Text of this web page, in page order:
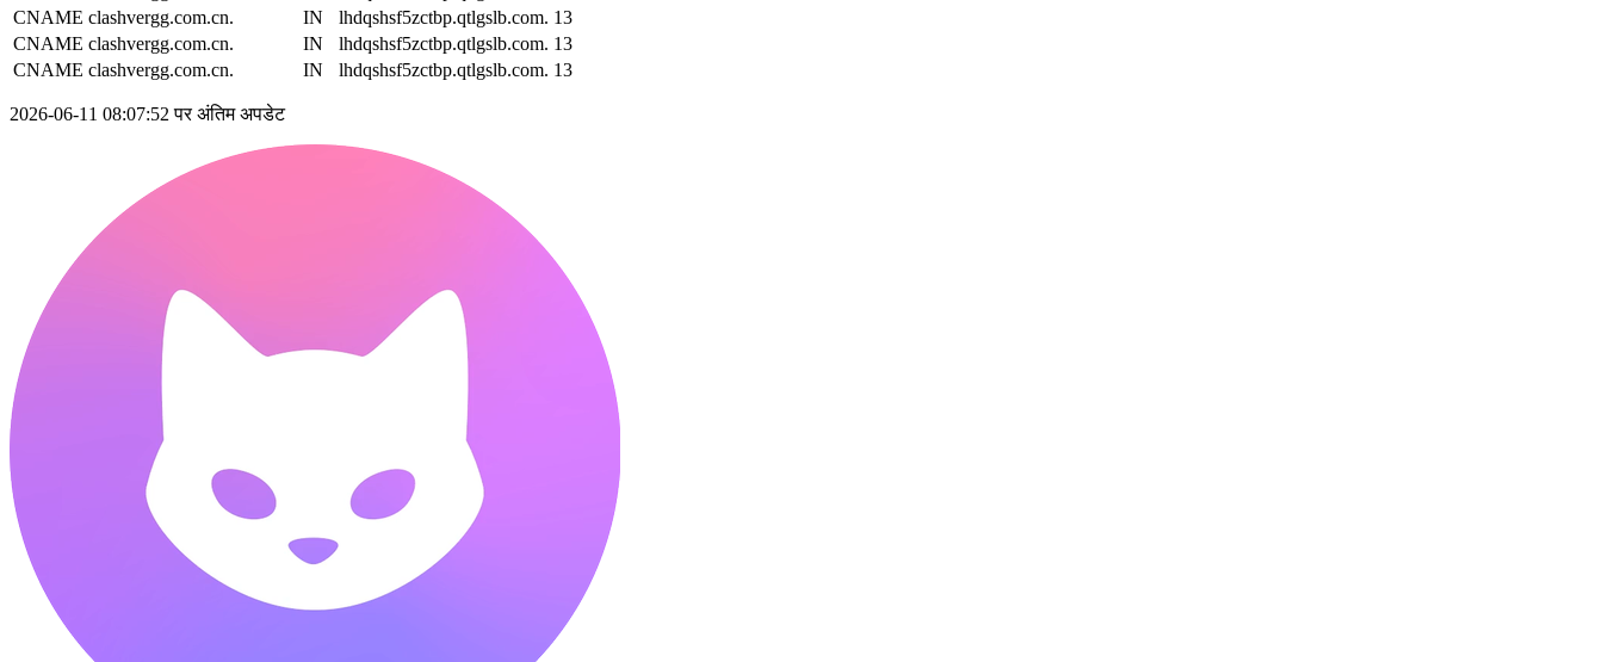
CNAME clashvergg.com.cn. IN lhdqshsf5zctbp.qtlgslb.com. 13
CNAME clashvergg.com.cn. IN lhdqshsf5zctbp.qtlgslb.com. 13
CNAME clashvergg.com.cn. IN lhdqshsf5zctbp.qtlgslb.com. 13
2026-06-11 08:07:52 पर अंतिम अपडेट